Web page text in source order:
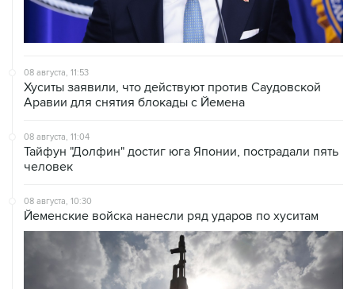
08 августа, 11:53
Хуситы заявили, что действуют против Саудовской
Аравии для снятия блокады с Йемена
08 августа, 11:04
Тайфун "Долфин" достиг юга Японии, пострадали пять
человек
08 августа, 10:30
Йеменские войска нанесли ряд ударов по хуситам